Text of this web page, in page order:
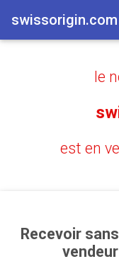
swissorigin.com
le
est en
Recevoir